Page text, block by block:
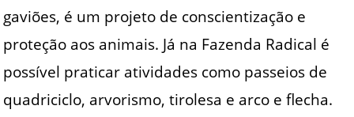
gaviões, é um projeto de conscientização e
proteção aos animais. Já na Fazenda Radical é
possível praticar atividades como passeios de
quadriciclo, arvorismo, tirolesa e arco e flecha.